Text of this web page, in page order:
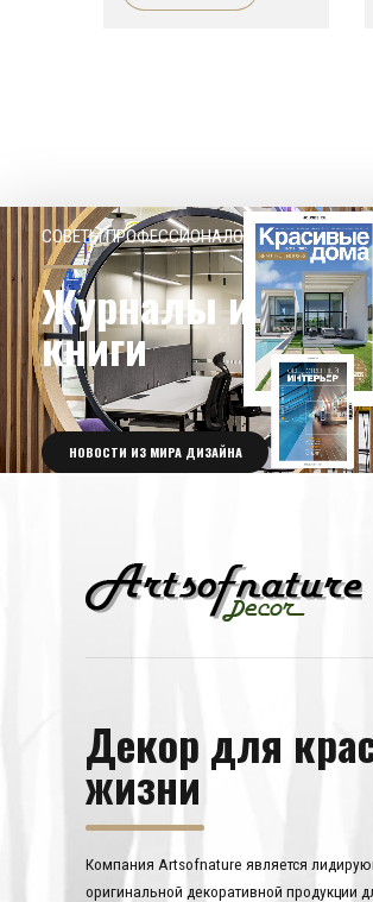
СОВЕТЫ ПРОФЕССИОНАЛОВ
Журналы и
книги
НОВОСТИ ИЗ МИРА ДИЗАЙНА
Декор для
жизни
Компания Artsofnature является
оригинальной декоративной продукции